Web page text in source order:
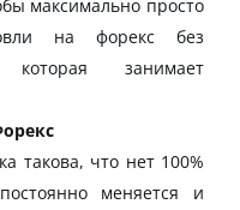
максимально просто
на форекс без
которая занимает
такова, что нет 100%
меняется и